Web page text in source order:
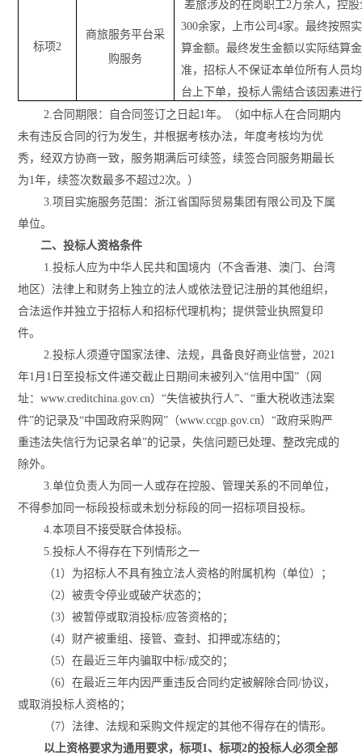
标项2
商旅服务平台采
购服务
差旅涉及的在岗职工2万余人，控
300余家，上市公司4家。最终按照
算金额。最终发生金额以实际结算
准，招标人不保证本单位所有人员
台上下单，投标人 需结合该因素进
2.合同期限：自合同签订之日起1年。 （如 中标人在合同期内
未有违反合同的行为发生，并根据考核办法，年度考核均为优
秀，经双方协商一致，服务期满后可续签，续签合同服务期最长
为1年，续签次数最多不超过2次。 ）
3.项目实施服务范围 ： 浙江省国际贸易集团有限公司及下属
单位。
二、投标人资格条件
1.投标人 应为中华人民共和国境内（不含香港、澳门、台湾
地区）法律上和财务上独立的法人或依法登记注册的其他组织，
合法运作并独立于招标人和招标代理机构；提供营业执照复印
件。
2 .投标人须遵守国家法律、法规，具备良好商业信誉，2021
年1月1日至投标文件递交截止日期间未被列入“信用中国”（网
址：www.creditchina.gov.cn）“失信被执行人”、“重大税收违法案
件”的记录及“中国政府采购网”（www.ccgp.gov.cn）“政府采购严
重违法失信行为记录名单”的记录，失信问题已处理、整改完成的
除外。
3 .单位负责人为同一人或存在控股、管理关系的不同单位，
不得参加同一标段投标或未划分标段的同一招标项目投标。
4 .本项目不接受联合体投标。
5 .投标人不得存在下列情形之一
（1）为招标人不具有独立法人资格的附属机构（单位）；
（2）被责令停业或破产状态的；
（3）被暂停或取消投标/应答资格的；
（4）财产被重组、接管、查封、扣押或冻结的；
（5）在最近三年内骗取中标/成交的；
（6）在最近三年内因严重违反合同约定被解除合同/协议，
或取消投标人资格的；
（7）法律、法规和采购文件规定的其他不得存在的情形。
以上资格要求为通用要求，标项1、标项2的投标人必须全部